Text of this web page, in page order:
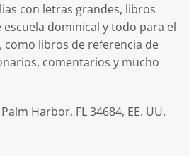
con letras grandes, libros
dominical y todo para el
libros de referencia de
comentarios y mucho
Harbor, FL 34684, EE. UU.